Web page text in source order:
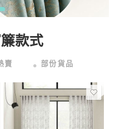
款式
賣 部份貨品